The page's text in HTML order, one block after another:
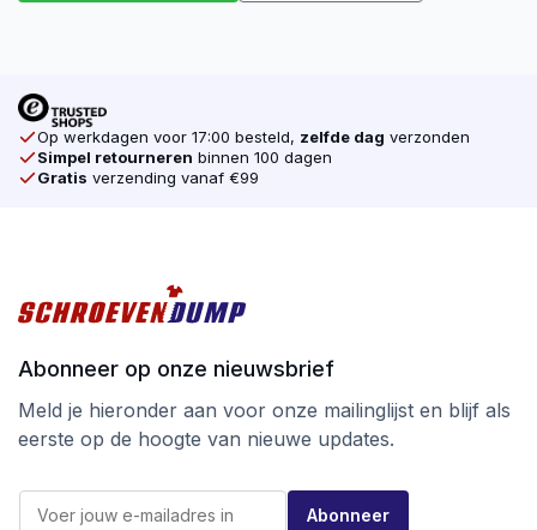
Op werkdagen voor 17:00 besteld, zelfde dag verzonden
Simpel retourneren binnen 100 dagen
Gratis verzending vanaf €99
Abonneer op onze nieuwsbrief
Meld je hieronder aan voor onze mailinglijst en blijf als
eerste op de hoogte van nieuwe updates.
E
Abonneer